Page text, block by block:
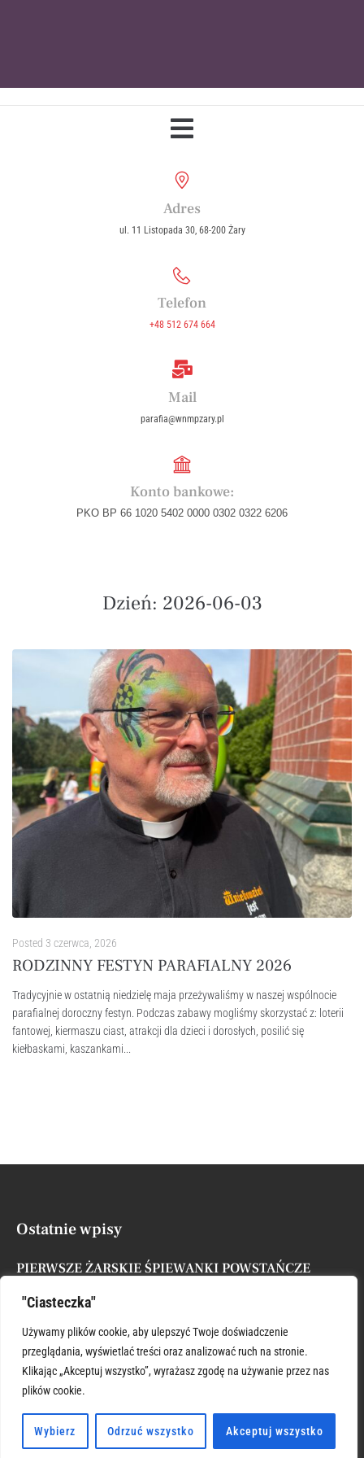
"Ciasteczka"
Używamy plików cookie, aby ulepszyć Twoje doświadczenie
przeglądania, wyświetlać treści oraz analizować ruch na stronie.
Klikając „Akceptuj wszystko”, wyrażasz zgodę na używanie przez nas
plików cookie.
Wybierz Odrzuć wszystko Akceptuj wszystko
Adres
ul. 11 Listopada 30, 68-200 Żary
Telefon
+48 512 674 664
Mail
parafia@wnmpzary.pl
Konto bankowe:
PKO BP 66 1020 5402 0000 0302 0322 6206
Dzień: 2026-06-03
Posted 3 czerwca, 2026
RODZINNY FESTYN PARAFIALNY 2026
Tradycyjnie w ostatnią niedzielę maja przeżywaliśmy w naszej wspólnocie
parafialnej doroczny festyn. Podczas zabawy mogliśmy skorzystać z: loterii
fantowej, kiermaszu ciast, atrakcji dla dzieci i dorosłych, posilić się
kiełbaskami, kaszankami...
Ostatnie wpisy
PIERWSZE ŻARSKIE ŚPIEWANKI POWSTAŃCZE
XVII NIEDZIELA ZWYKŁA
Posted byAdministrator 26 lipca, 2026
ŚWIĘTY KRZYSZTOFIE WSPIERAJ
Posted byAdministrator 26 lipca, 2026